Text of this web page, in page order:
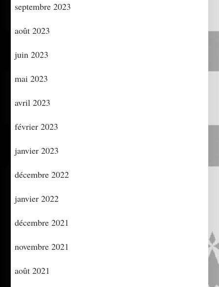
septembre 2023
août 2023
juin 2023
mai 2023
avril 2023
février 2023
janvier 2023
décembre 2022
janvier 2022
décembre 2021
novembre 2021
août 2021